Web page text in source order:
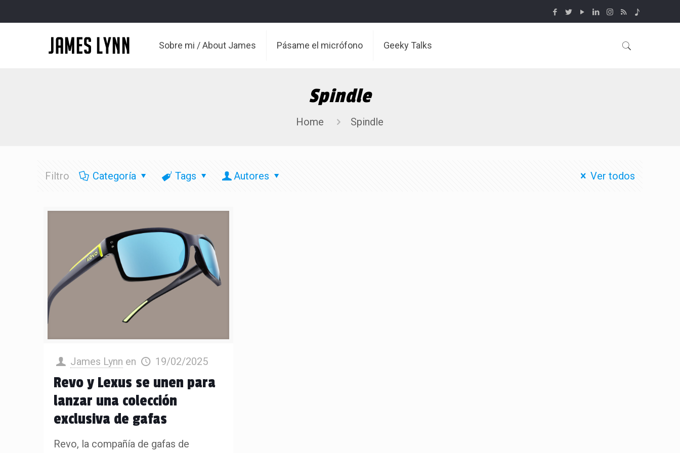
Sobre mi / About James Pásame el micrófono Geeky Talks
Spindle
Home Spindle
Filtro Categoría Tags Autores Ver todos
James Lynn en 19/02/2025
Revo y Lexus se unen para
lanzar una colección
exclusiva de gafas
Revo, la compañía de gafas de